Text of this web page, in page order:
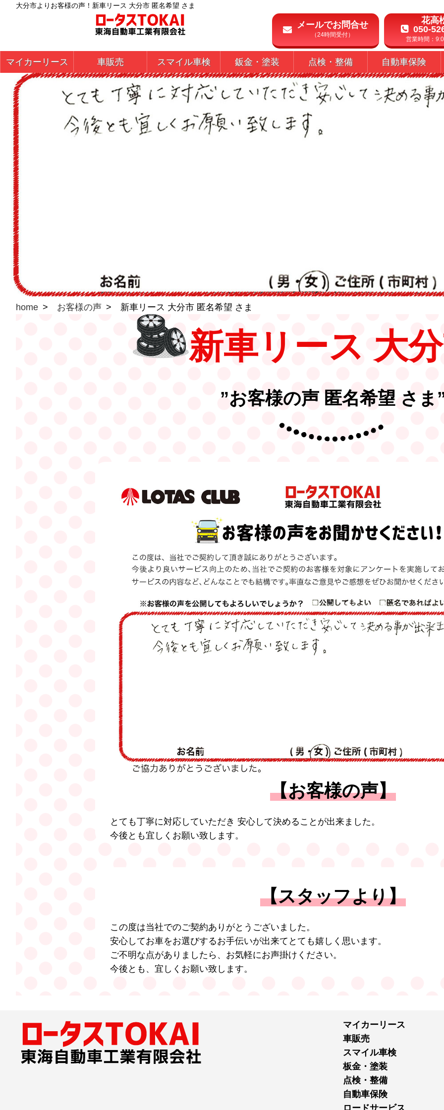
大分市よりお客様の声！新車リース 大分市 匿名希望 さま
メールでお問合せ
（24時間受付）
花高
050-
営業時間：
マイカーリース 車販売 スマイル車検 鈑金・塗装 点検・整備 自動車保険
home お客様の声 新車リース 大分市 匿名希望 さま
新車リース 大
”お客様の声 匿名希望 さま
【お客様の声】
とても丁寧に対応していただき 安心して決めることが出来ました。
今後とも宜しくお願い致します。
【スタッフより】
この度は当社でのご契約ありがとうございました。
安心してお車をお選びするお手伝いが出来てとても嬉しく思います。
ご不明な点がありましたら、お気軽にお声掛けください。
今後とも、宜しくお願い致します。
マイカーリース
車販売
スマイル車検
板金・塗装
点検・整備
自動車保険